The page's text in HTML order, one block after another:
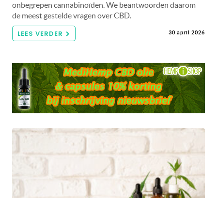
onbegrepen cannabinoïden. We beantwoorden daarom
de meest gestelde vragen over CBD.
LEES VERDER 30 april 2026